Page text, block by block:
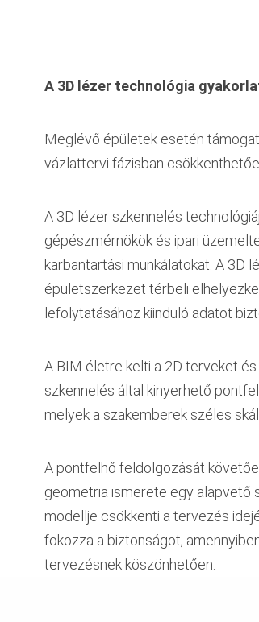
A 3D lézer technológia
Meglévő épületek esetén
vázlattervi fázisban
A 3D lézer szkennelés
gépészmérnökök és ipari
karbantartási munkálatokat. A 3D
épületszerkezet térbeli
lefolytatásához kiinduló adatot
A BIM életre kelti a 2D terveket
szkennelés által kinyerhető
melyek a szakemberek széles
A pontfelhő feldolgozását
geometria ismerete egy alapvető
modellje csökkenti a tervezés
fokozza a biztonságot,
tervezésnek köszönhetően.